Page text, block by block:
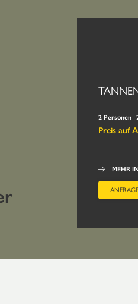
2 Personen |
Preis auf
MEHR
ANFRAGE